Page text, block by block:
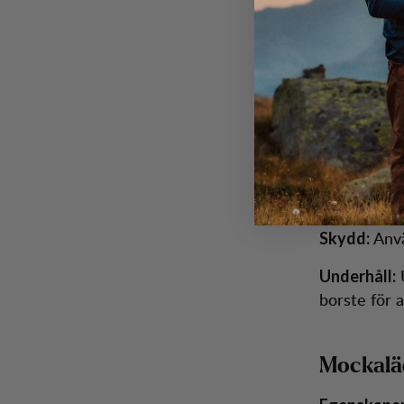
Rätt
du
Rengöring:
Skydd:
Underhåll:
borste för